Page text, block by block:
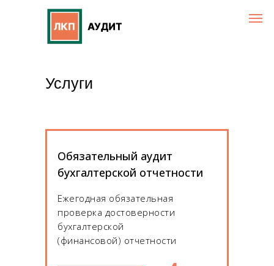
Услуги
Обязательный аудит
бухгалтерской отчетности
Ежегодная обязательная
проверка достоверности
бухгалтерской
(финансовой) отчетности